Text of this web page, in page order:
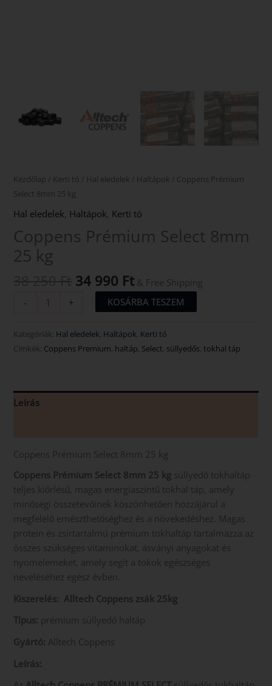
Kezdőlap / Kerti tó / Hal eledelek / Haltápok / Coppens Prémium
Select 8mm 25 kg
Hal eledelek Haltápok Kerti tó
Coppens Prémium Select 8mm
25 kg
34 990 Ft & Free Shipping
-
+ KOSÁRBA TESZEM
Kategóriák: Hal eledelek, Haltápok, Kerti tó
Címkék: Coppens Premium, haltáp, Select, süllyedős,tokhal táp
Leírás
Coppens Prémium Select 8mm 25 kg
Coppens Prémium Select 8mm 25 kg süllyedő tokhaltáp
teljes kiőrlésű, magas energiaszintű tokhal táp, amely
minőségi összetevőinek köszönhetően hozzájárul a
megfelelő emészthetőséghez és a növekedéshez. Magas
protein és zsírtartalmú prémium tokhaltáp tartalmazza az
összes szükséges vitaminokat, ásványi anyagokat és
nyomelemeket, amely segít a tokok egészséges
neveléséhez egész évben.
Kiszerelés: Alltech Coppens zsák 25kg
Típus: prémium süllyedő haltáp
Gyártó: Alltech Coppens
Leírás: